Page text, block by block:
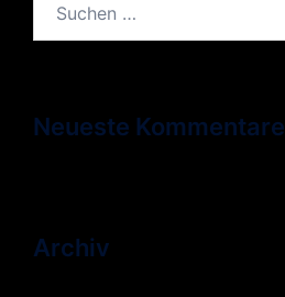
nach:
Neueste Kommentare
Archiv